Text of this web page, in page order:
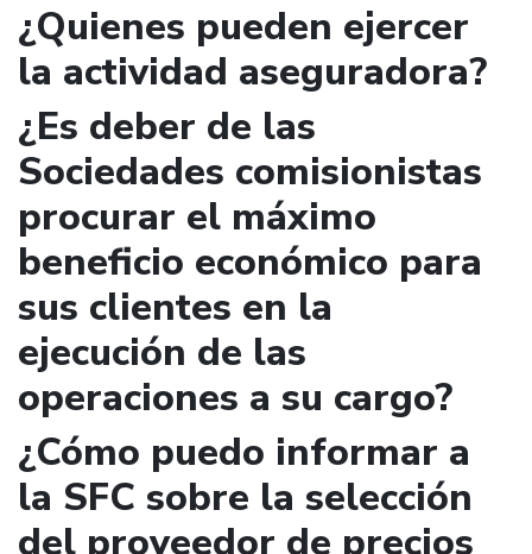
¿Quienes pueden ejercer
la actividad aseguradora?
¿Es deber de las
Sociedades comisionistas
procurar el máximo
beneficio económico para
sus clientes en la
ejecución de las
operaciones a su cargo?
¿Cómo puedo informar a
la SFC sobre la selección
del proveedor de precios